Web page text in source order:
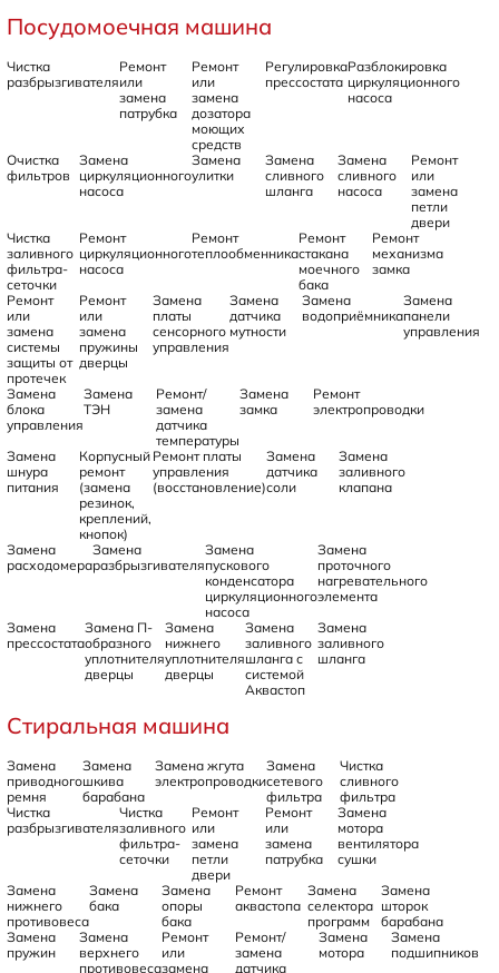
Посудомоечная машина
Чистка
разбрызгивателя
Ремонт
или
замена
патрубка
Ремонт
или
замена
дозатора
моющих
средств
Регулировка
прессостата
Разблокировка
циркуляционного
насоса
Очистка
фильтров
Замена
циркуляционного
насоса
Замена
улитки
Замена
сливного
шланга
Замена
сливного
насоса
Ремонт
или
замена
петли
двери
Чистка
заливного
фильтра-
сеточки
Ремонт
циркуляционного
насоса
Ремонт
теплообменника
Ремонт
стакана
моечного
бака
Ремонт
механизма
замка
Ремонт
или
замена
системы
защиты от
протечек
Ремонт
или
замена
пружины
дверцы
Замена
платы
сенсорного
управления
Замена
датчика
мутности
Замена
водоприёмника
Замена
панели
управления
Замена
блока
управления
Замена
ТЭН
Ремонт/
замена
датчика
температуры
Замена
замка
Ремонт
электропроводки
Замена
шнура
питания
Корпусный
ремонт
(замена
резинок,
креплений,
кнопок)
Ремонт платы
управления
(восстановление)
Замена
датчика
соли
Замена
заливного
клапана
Замена
расходомера
Замена
разбрызгивателя
Замена
пускового
конденсатора
циркуляционного
насоса
Замена
проточного
нагревательного
элемента
Замена
прессостата
Замена П-
образного
уплотнителя
дверцы
Замена
нижнего
уплотнителя
дверцы
Замена
заливного
шланга с
системой
Аквастоп
Замена
заливного
шланга
Стиральная машина
Замена
приводного
ремня
Замена
шкива
барабана
Замена жгута
электропроводки
Замена
сетевого
фильтра
Чистка
сливного
фильтра
Чистка
разбрызгивателя
Чистка
заливного
фильтра-
сеточки
Ремонт
или
замена
петли
двери
Ремонт
или
замена
патрубка
Замена
мотора
вентилятора
сушки
Замена
нижнего
противовеса
Замена
бака
Замена
опоры
бака
Ремонт
аквастопа
Замена
селектора
программ
Замена
шторок
барабана
Замена
пружин
Замена
верхнего
противовеса
Ремонт
или
замена
Ремонт/
замена
датчика
Замена
мотора
Замена
подшипников